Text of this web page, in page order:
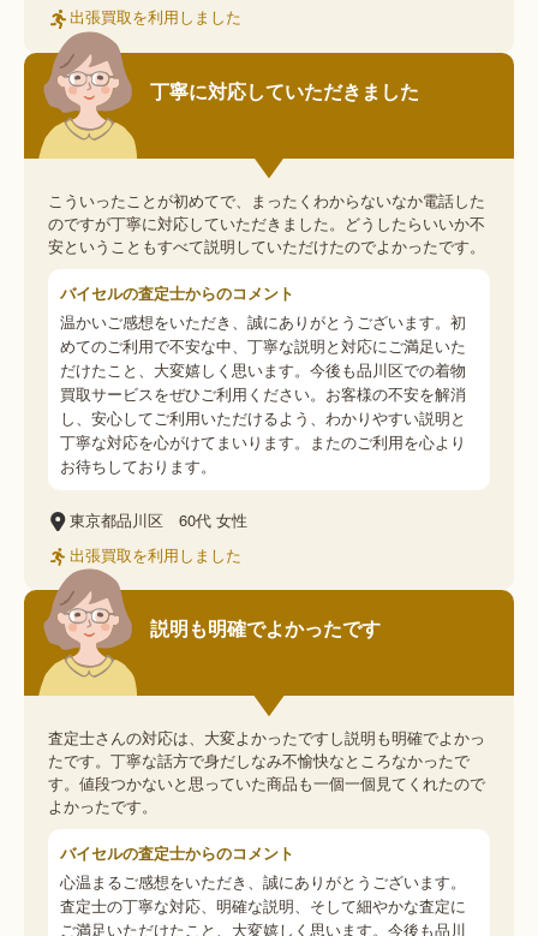
出張買取を利用しました
丁寧に対応していただきました
こういったことが初めてで、まったくわからないなか電話した
のですが丁寧に対応していただきました。どうしたらいいか不
安ということもすべて説明していただけたのでよかったです。
バイセルの査定士からのコメント
温かいご感想をいただき、誠にありがとうございます。初
めてのご利用で不安な中、丁寧な説明と対応にご満足いた
だけたこと、大変嬉しく思います。今後も品川区での着物
買取サービスをぜひご利用ください。お客様の不安を解消
し、安心してご利用いただけるよう、わかりやすい説明と
丁寧な対応を心がけてまいります。またのご利用を心より
お待ちしております。
東京都品川区 60代 女性
出張買取を利用しました
説明も明確でよかったです
査定士さんの対応は、大変よかったですし説明も明確でよかっ
たです。丁寧な話方で身だしなみ不愉快なところなかったで
す。値段つかないと思っていた商品も一個一個見てくれたので
よかったです。
バイセルの査定士からのコメント
心温まるご感想をいただき、誠にありがとうございます。
査定士の丁寧な対応、明確な説明、そして細やかな査定に
ご満足いただけたこと、大変嬉しく思います。今後も品川